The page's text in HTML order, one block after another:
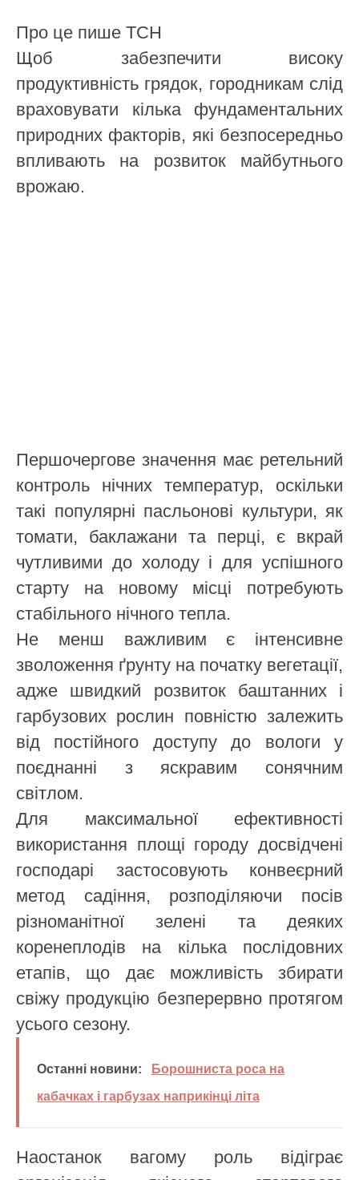
Про це пише ТСН
Щоб забезпечити високу
продуктивність грядок, городникам слід
враховувати кілька фундаментальних
природних факторів, які безпосередньо
впливають на розвиток майбутнього
врожаю.
Першочергове значення має ретельний
контроль нічних температур, оскільки
такі популярні пасльонові культури, як
томати, баклажани та перці, є вкрай
чутливими до холоду і для успішного
старту на новому місці потребують
стабільного нічного тепла.
Не менш важливим є інтенсивне
зволоження ґрунту на початку вегетації,
адже швидкий розвиток баштанних і
гарбузових рослин повністю залежить
від постійного доступу до вологи у
поєднанні з яскравим сонячним
світлом.
Для максимальної ефективності
використання площі городу досвідчені
господарі застосовують конвеєрний
метод садіння, розподіляючи посів
різноманітної зелені та деяких
коренеплодів на кілька послідовних
етапів, що дає можливість збирати
свіжу продукцію безперервно протягом
усього сезону.
Останні новини:
Борошниста роса на
кабачках і гарбузах наприкінці літа
Наостанок вагому роль відіграє